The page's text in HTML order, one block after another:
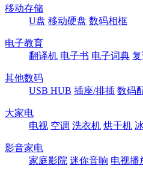
移动存储
U盘 移动硬盘 数码相框
电子教育
翻译机 电子书 电子词典
其他数码
USB HUB 插座/排插 数码
大家电
电视 空调 洗衣机 烘干机
影音家电
家庭影院 迷你音响 电视播